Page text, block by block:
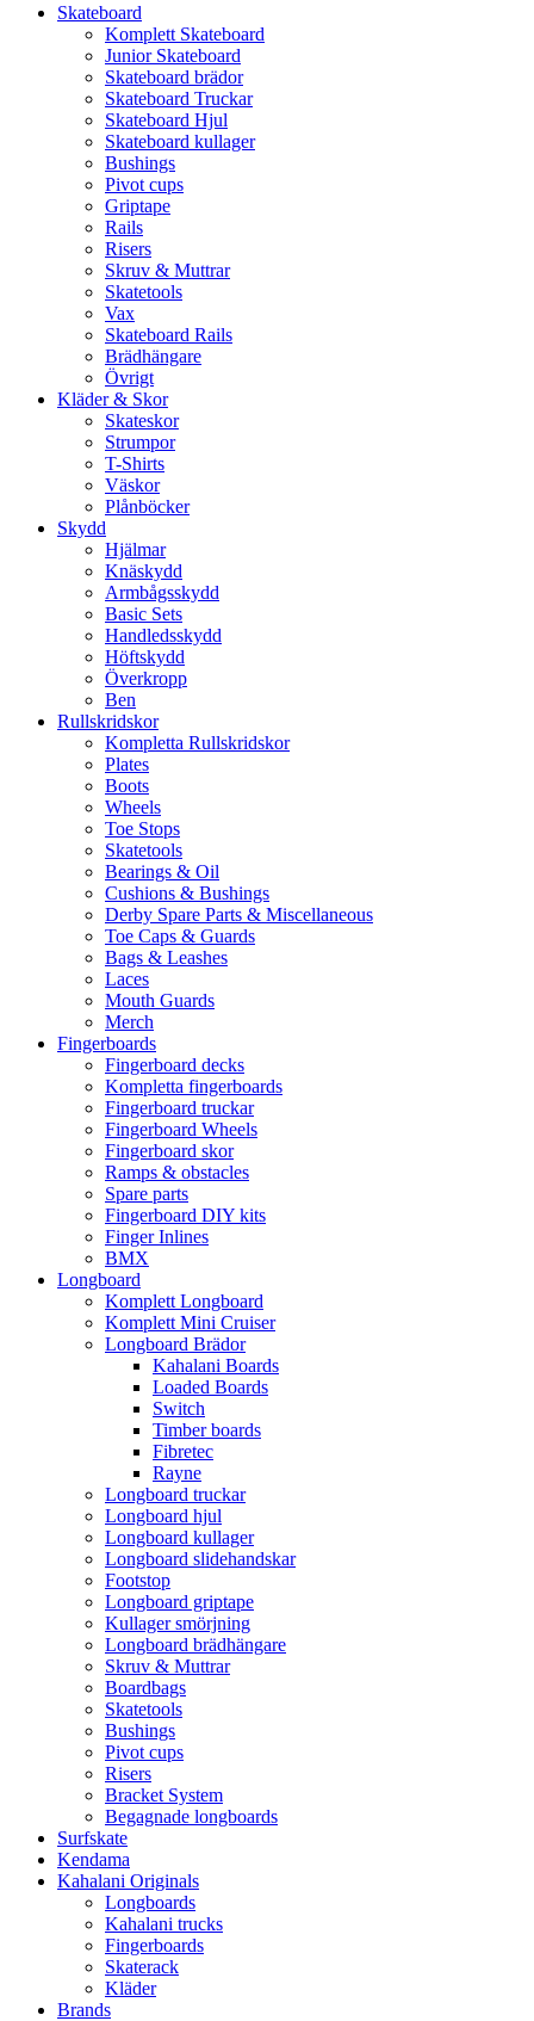
Skateboard
Komplett Skateboard
Junior Skateboard
Skateboard brädor
Skateboard Truckar
Skateboard Hjul
Skateboard kullager
Bushings
Pivot cups
Griptape
Rails
Risers
Skruv & Muttrar
Skatetools
Vax
Skateboard Rails
Brädhängare
Övrigt
Kläder & Skor
Skateskor
Strumpor
T-Shirts
Väskor
Plånböcker
Skydd
Hjälmar
Knäskydd
Armbågsskydd
Basic Sets
Handledsskydd
Höftskydd
Överkropp
Ben
Rullskridskor
Kompletta Rullskridskor
Plates
Boots
Wheels
Toe Stops
Skatetools
Bearings & Oil
Cushions & Bushings
Derby Spare Parts & Miscellaneous
Toe Caps & Guards
Bags & Leashes
Laces
Mouth Guards
Merch
Fingerboards
Fingerboard decks
Kompletta fingerboards
Fingerboard truckar
Fingerboard Wheels
Fingerboard skor
Ramps & obstacles
Spare parts
Fingerboard DIY kits
Finger Inlines
BMX
Longboard
Komplett Longboard
Komplett Mini Cruiser
Longboard Brädor
Kahalani Boards
Loaded Boards
Switch
Timber boards
Fibretec
Rayne
Longboard truckar
Longboard hjul
Longboard kullager
Longboard slidehandskar
Footstop
Longboard griptape
Kullager smörjning
Longboard brädhängare
Skruv & Muttrar
Boardbags
Skatetools
Bushings
Pivot cups
Risers
Bracket System
Begagnade longboards
Surfskate
Kendama
Kahalani Originals
Longboards
Kahalani trucks
Fingerboards
Skaterack
Kläder
Brands